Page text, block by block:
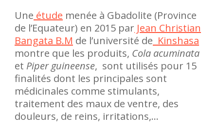
Une étude menée à Gbadolite (Province
de l’Equateur) en 2015 par Jean Christian
Bangata B.M de l’université de Kinshasa
montre que les produits, Cola acuminata
et Piper guineense, sont utilisés pour 15
finalités dont les principales sont
médicinales comme stimulants,
traitement des maux de ventre, des
douleurs, de reins, irritations,…